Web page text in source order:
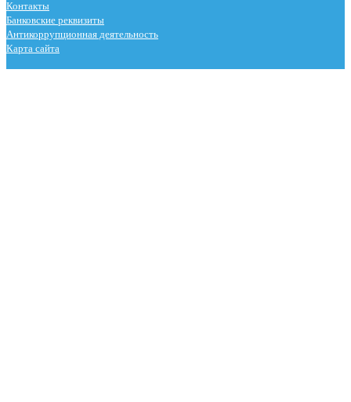
Контакты
Банковские реквизиты
Антикоррупционная деятельность
Карта сайта